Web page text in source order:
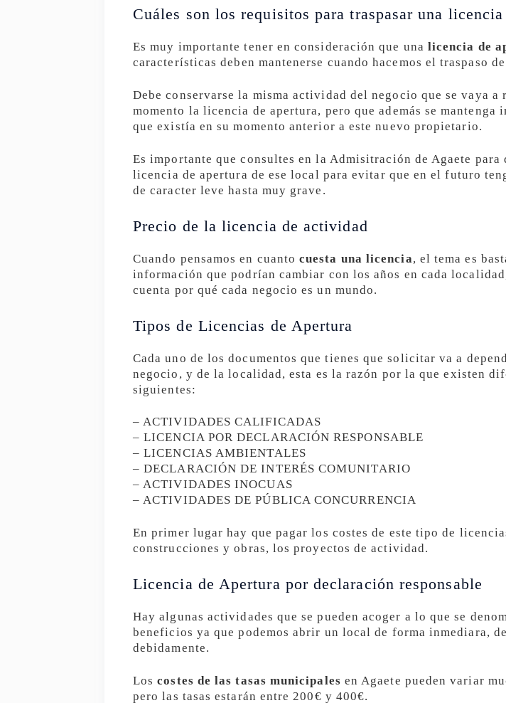
Cuáles son los requisitos para traspasar una licencia
Es muy importante tener en consideración que una licencia de
características deben mantenerse cuando hacemos el traspaso
Debe conservarse la misma actividad del negocio que se vaya
momento la licencia de apertura, pero que además se
que existía en su momento anterior a este nuevo propietario.
Es importante que consultes en la Admisitración de Agaete para
licencia de apertura de ese local para evitar que en el futuro
de caracter leve hasta muy grave.
Precio de la licencia de actividad
Cuando pensamos en cuantocuesta una licencia, el tema es
información que podrían cambiar con los años en cada
cuenta por qué cada negocio es un mundo.
Tipos de Licencias de Apertura
Cada uno de los documentos que tienes que solicitar va a
negocio, y de la localidad, esta es la razón por la que existen
siguientes:
– ACTIVIDADES CALIFICADAS
– LICENCIA POR DECLARACIÓN RESPONSABLE
– LICENCIAS AMBIENTALES
– DECLARACIÓN DE INTERÉS COMUNITARIO
– ACTIVIDADES INOCUAS
– ACTIVIDADES DE PÚBLICA CONCURRENCIA
En primer lugar hay que pagar los costes de este tipo de
construcciones y obras, los proyectos de actividad.
Licencia de Apertura por declaración responsable
Hay algunas actividades que se pueden acoger a lo que se
beneficios ya que podemos abrir un local de forma inmediara,
debidamente.
Loscostes de las tasas municipales en Agaete pueden variar
pero las tasas estarán entre 200€ y 400€.